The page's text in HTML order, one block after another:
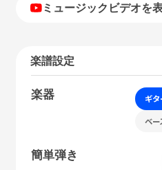
ミュージックビデオを
楽譜設定
楽器 ギタ
ベー
簡単弾き